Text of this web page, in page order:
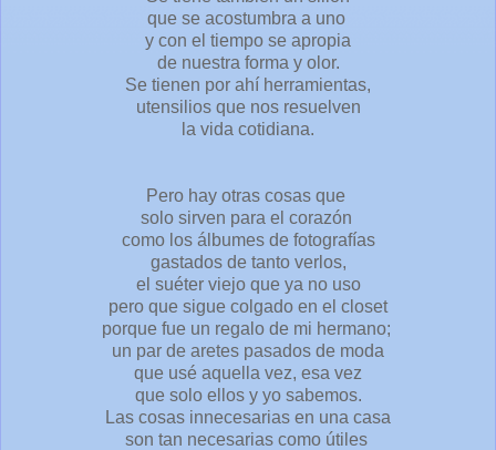
que se acostumbra a uno
y con el tiempo se apropia
de nuestra forma y olor.
Se tienen por ahí herramientas,
utensilios que nos resuelven
la vida cotidiana.
Pero hay otras cosas que
solo sirven para el corazón
como los álbumes de fotografías
gastados de tanto verlos,
el suéter viejo que ya no uso
pero que sigue colgado en el closet
porque fue un regalo de mi hermano;
un par de aretes pasados de moda
que usé aquella vez, esa vez
que solo ellos y yo sabemos.
Las cosas innecesarias en una casa
son tan necesarias como útiles